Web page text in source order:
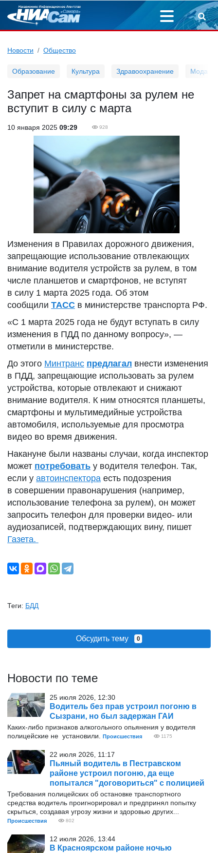
Новости Общество
Образование Культура Здравоохранение Мода
Запрет на смартфоны за рулем не
вступит в силу с марта
10 января 2025 09:29 928
Изменения в Правилах дорожного движения,
запрещающие использование отвлекающих
внимание водителя устройств за рулем, в том
числе планшетов и смартфонов, не вступят
в силу 1 марта 2025 года. Об этом
сообщили ТАСС в министерстве транспорта РФ.
«С 1 марта 2025 года не будут вступать в силу
изменения в ПДД по данному вопросу», —
отметили в министерстве.
До этого Минтранс предлагал внести изменения
в ПДД, запрещающие использовать за рулем
устройства, которые отвлекают и снижают
внимание водителя. К ним относятся планшеты,
смартфоны и мультимедийные устройства
автомобиля, используемые для просмотра
видео во время движения.
Накануне были названы случаи, когда инспектор
может потребовать у водителя телефон. Так,
если у автоинспектора есть подозрения
в совершении правонарушения (например,
использование телефона за рулем), он может
запросить телефон для проверки видео- или
аудиозаписей, подтверждающих вину, пишет
Газета.
Теги: БДД
Обсудить тему 0
Новости по теме
25 июля 2026, 12:30
Водитель без прав устроил погоню в
Сызрани, но был задержан ГАИ
Каких-либо признаков алкогольного опьянения у водителя
полицейские не установили.
Происшествия 1175
22 июля 2026, 11:17
Пьяный водитель в Пестравском
районе устроил погоню, да еще
попытался "договориться" с полицией
Требования полицейских об остановке транспортного
средства водитель проигнорировал и предпринял попытку
скрыться, создавая угрозу жизни и здоровью других...
Происшествия 802
12 июля 2026, 13:44
В Красноярском районе ночью